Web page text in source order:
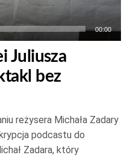
00:00
Juliusza
bez
reżysera Michała Zadary
podcastu do
Zadara, który